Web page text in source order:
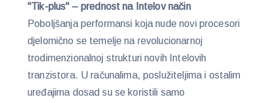
"Tik-plus" – prednost na Intelov način
Poboljšanja performansi koja nude novi procesori
djelomično se temelje na revolucionarnoj
trodimenzionalnoj strukturi novih Intelovih
tranzistora. U računalima, poslužiteljima i ostalim
uređajima dosad su se koristili samo